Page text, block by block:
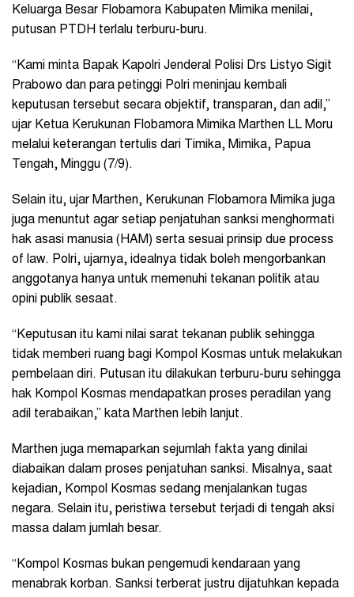
Keluarga Besar Flobamora Kabupaten Mimika menilai,
putusan PTDH terlalu terburu-buru.
“Kami minta Bapak Kapolri Jenderal Polisi Drs Listyo Sigit
Prabowo dan para petinggi Polri meninjau kembali
keputusan tersebut secara objektif, transparan, dan adil,”
ujar Ketua Kerukunan Flobamora Mimika Marthen LL Moru
melalui keterangan tertulis dari Timika, Mimika, Papua
Tengah, Minggu (7/9).
Selain itu, ujar Marthen, Kerukunan Flobamora Mimika juga
juga menuntut agar setiap penjatuhan sanksi menghormati
hak asasi manusia (HAM) serta sesuai prinsip due process
of law. Polri, ujarnya, idealnya tidak boleh mengorbankan
anggotanya hanya untuk memenuhi tekanan politik atau
opini publik sesaat.
“Keputusan itu kami nilai sarat tekanan publik sehingga
tidak memberi ruang bagi Kompol Kosmas untuk melakukan
pembelaan diri. Putusan itu dilakukan terburu-buru sehingga
hak Kompol Kosmas mendapatkan proses peradilan yang
adil terabaikan,” kata Marthen lebih lanjut.
Marthen juga memaparkan sejumlah fakta yang dinilai
diabaikan dalam proses penjatuhan sanksi. Misalnya, saat
kejadian, Kompol Kosmas sedang menjalankan tugas
negara. Selain itu, peristiwa tersebut terjadi di tengah aksi
massa dalam jumlah besar.
“Kompol Kosmas bukan pengemudi kendaraan yang
menabrak korban. Sanksi terberat justru dijatuhkan kepada